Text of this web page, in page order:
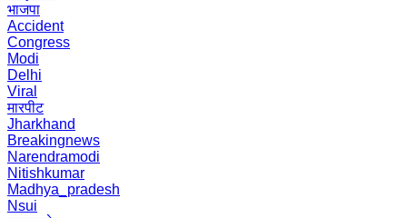
भाजपा
Accident
Congress
Modi
Delhi
Viral
मारपीट
Jharkhand
Breakingnews
Narendramodi
Nitishkumar
Madhya_pradesh
Nsui